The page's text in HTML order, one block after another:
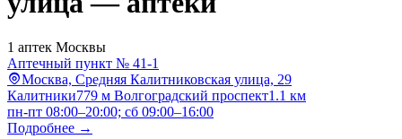
1 аптек Москвы
Аптечный пункт № 41-1
Москва, Средняя Калитниковская улица, 29
Калитники779 м Волгоградский проспект1.1 км
пн-пт 08:00–20:00; сб 09:00–16:00
Подробнее →